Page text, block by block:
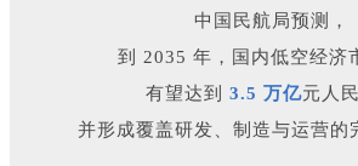
中国民航局预测，
到 2035 年，国内低空经济
有望达到 3.5 万亿元人
并形成覆盖研发、制造与运营的